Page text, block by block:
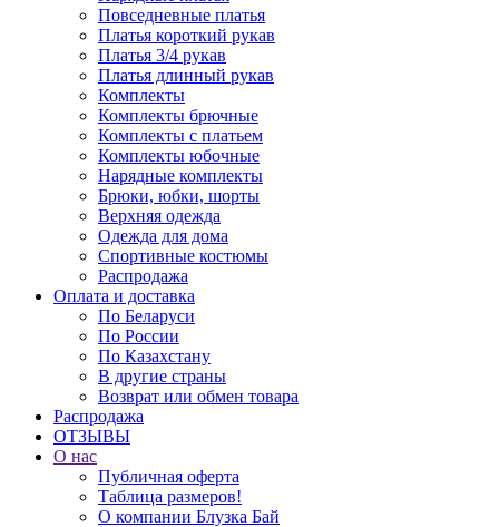
Повседневные платья
Платья короткий рукав
Платья 3/4 рукав
Платья длинный рукав
Комплекты
Комплекты брючные
Комплекты с платьем
Комплекты юбочные
Нарядные комплекты
Брюки, юбки, шорты
Верхняя одежда
Одежда для дома
Спортивные костюмы
Распродажа
Оплата и доставка
По Беларуси
По России
По Казахстану
В другие страны
Возврат или обмен товара
Распродажа
ОТЗЫВЫ
О нас
Публичная оферта
Таблица размеров!
О компании Блузка Бай